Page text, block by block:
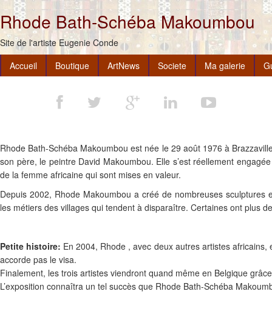
Rhode Bath-Schéba Makoumbou
Site de l'artiste Eugenie Conde
Accueil
Boutique ArtNews Societe Ma galerie
Rhode Bath-Schéba Makoumbou est née le 29 août 1976 à
son père, le peintre David Makoumbou. Elle s’est réellement
de la femme africaine qui sont mises en valeur.
Depuis 2002, Rhode Makoumbou a créé de nombreuses
les métiers des villages qui tendent à disparaître. Certaines ont plus
Petite histoire: En 2004, Rhode , avec deux autres artistes
accorde pas le visa.
Finalement, les trois artistes viendront quand même en Belgique
L’exposition connaîtra un tel succès que Rhode Bath-Schéba